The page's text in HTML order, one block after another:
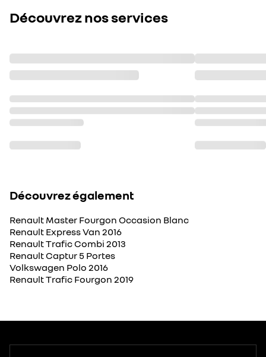
Découvrez nos services
Découvrez également
Renault Master Fourgon Occasion Blanc
Renault Express Van 2016
Renault Trafic Combi 2013
Renault Captur 5 Portes
Volkswagen Polo 2016
Renault Trafic Fourgon 2019